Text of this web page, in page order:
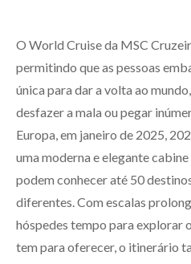
O World Cruise da MSC
permitindo que as pessoas
única para dar a volta ao
desfazer a mala ou pegar
Europa, em janeiro de 2025,
uma moderna e elegante
podem conhecer até 50
diferentes. Com escalas
hóspedes tempo para explorar
tem para oferecer, o itinerário